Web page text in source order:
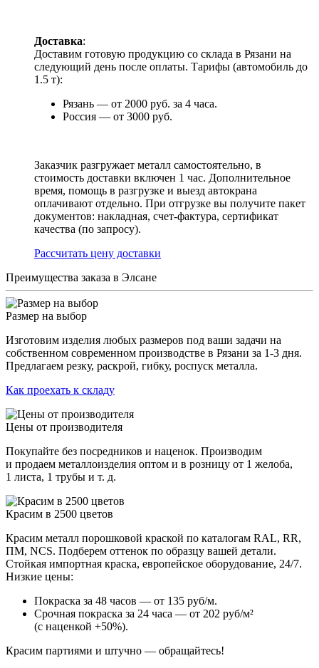
Доставка:
Доставим готовую продукцию со склада в Рязани на
следующий день после оплаты. Тарифы (автомобиль до
1.5 т):
Рязань — от 2000 руб. за 4 часа.
Россия — от 3000 руб.
Заказчик разгружает металл самостоятельно, в
стоимость доставки включен 1 час. Дополнительное
время, помощь в разгрузке и выезд автокрана
оплачивают отдельно. При отгрузке вы получите пакет
документов: накладная, счет-фактура, сертификат
качества (по запросу).
Раcсчитать цену доставки
Преимущества заказа в Элсане
Размер на выбор
Изготовим изделия любых размеров под ваши задачи на
собственном современном производстве в Рязани за 1-3 дня.
Предлагаем резку, раскрой, гибку, роспуск металла.
Как проехать к складу
Цены от производителя
Покупайте без посредников и наценок. Производим
и продаем металлоизделия оптом и в розницу от 1 желоба,
1 листа, 1 трубы и т. д.
Красим в 2500 цветов
Красим металл порошковой краской по каталогам RAL, RR,
ПМ, NCS. Подберем оттенок по образцу вашей детали.
Стойкая импортная краска, европейское оборудование, 24/7.
Низкие цены:
Покраска за 48 часов — от 135 руб/м.
Срочная покраска за 24 часа — от 202 руб/м²
(с наценкой +50%).
Красим партиями и штучно — обращайтесь!